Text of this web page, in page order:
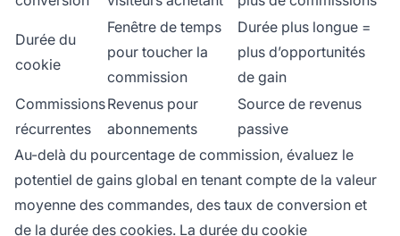
Durée du
cookie
Fenêtre de temps
pour toucher la
commission
Durée plus longue =
plus d’opportunités
de gain
Commissions
récurrentes
Revenus pour
abonnements
Source de revenus
passive
Au-delà du pourcentage de commission, évaluez le
potentiel de gains global en tenant compte de la valeur
moyenne des commandes, des taux de conversion et
de la durée des cookies. La durée du cookie